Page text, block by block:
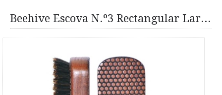
Beehive Escova N.º3 Rectangular Larga